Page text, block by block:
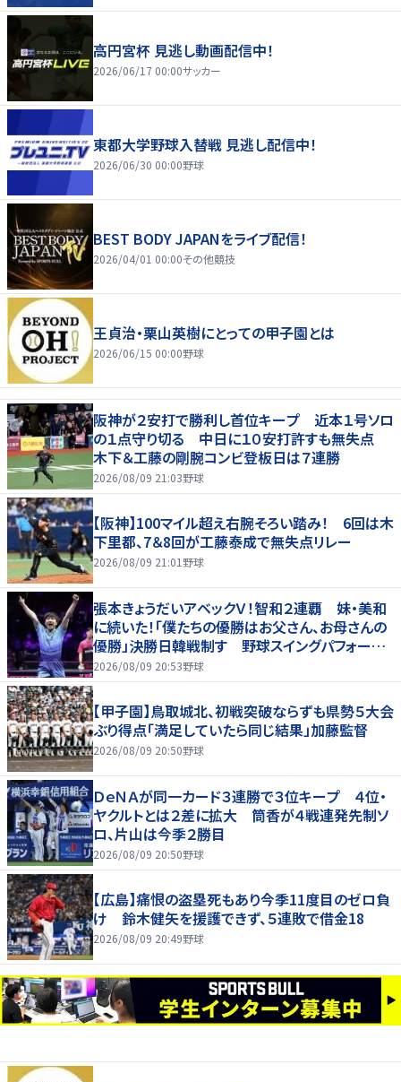
高円宮杯 見逃し動画配信中！
2026/06/17 00:00サッカー
東都大学野球入替戦 見逃し配信中！
2026/06/30 00:00野球
BEST BODY JAPANをライブ配信！
2026/04/01 00:00その他競技
王貞治・栗山英樹にとっての甲子園とは
2026/06/15 00:00野球
阪神が２安打で勝利し首位キープ 近本１号ソロ
の１点守り切る 中日に１０安打許すも無失点
木下＆工藤の剛腕コンビ登板日は７連勝
2026/08/09 21:03野球
【阪神】100マイル超え右腕そろい踏み！ 6回は木
下里都、7＆8回が工藤泰成で無失点リレー
2026/08/09 21:01 野球
張本きょうだいアベックＶ！智和２連覇 妹・美和
に続いた！「僕たちの優勝はお父さん、お母さんの
優勝」決勝日韓戦制す 野球スイングパフォーマ
ンスで歓喜爆発 本音もちらり「妹が先に決めて
2026/08/09 20:53野球
【甲子園】鳥取城北、初戦突破ならずも県勢５大会
ぶり得点「満足していたら同じ結果」加藤監督
2026/08/09 20:50野球
ＤｅＮＡが同一カード３連勝で３位キープ ４位・
ヤクルトとは２差に拡大 筒香が４戦連発先制ソ
ロ、片山は今季２勝目
2026/08/09 20:50野球
【広島】痛恨の盗塁死もあり今季11度目のゼロ負
け 鈴木健矢を援護できず、５連敗で借金18
2026/08/09 20:49野球